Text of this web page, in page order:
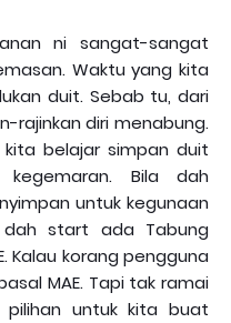
ni sangat-sangat
Waktu yang kita
duit. Sebab tu, dari
rajinkan diri menabung.
kita belajar simpan duit
Bila dah
untuk kegunaan
dah start ada Tabung
Kalau korang pengguna
MAE. Tapi tak ramai
pilihan untuk kita buat